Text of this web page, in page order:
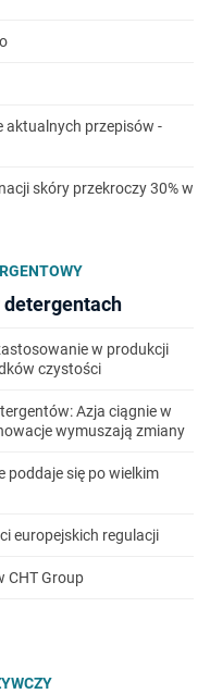
aktualnych przepisów -
skóry przekroczy 30% w
detergentach
w produkcji
czystości
Azja ciągnie w
wymuszają zmiany
poddaje się po wielkim
europejskich regulacji
CHT Group